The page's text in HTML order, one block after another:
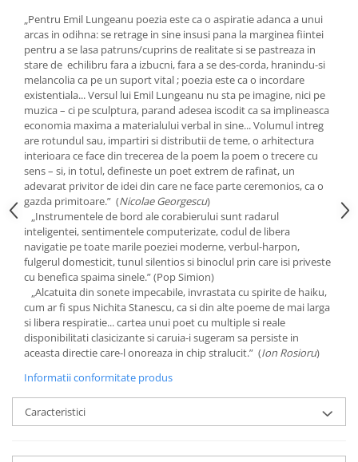
„Pentru Emil Lungeanu poezia este ca o aspiratie adanca a unui
arcas in odihna: se retrage in sine insusi pana la marginea fiintei
pentru a se lasa patruns/cuprins de realitate si se pastreaza in
stare de echilibru fara a izbucni, fara a se des-corda, hranindu-si
melancolia ca pe un suport vital ; poezia este ca o incordare
existentiala... Versul lui Emil Lungeanu nu sta pe imagine, nici pe
muzica – ci pe sculptura, parand adesea iscodit ca sa implineasca
economia maxima a materialului verbal in sine... Volumul intreg
are rotundul sau, impartiri si distributii de teme, o arhitectura
interioara ce face din trecerea de la poem la poem o trecere cu
sens – si, in totul, defineste un poet extrem de rafinat, un
adevarat privitor de idei din care ne face parte ceremonios, ca o
gazda primitoare.” (Nicolae Georgescu)
„Instrumentele de bord ale corabierului sunt radarul
inteligentei, sentimentele computerizate, codul de libera
navigatie pe toate marile poeziei moderne, verbul-harpon,
fulgerul domesticit, tunul silentios si binoclul prin care isi priveste
cu benefica spaima sinele.” (Pop Simion)
„Alcatuita din sonete impecabile, invrastata cu spirite de haiku,
cum ar fi spus Nichita Stanescu, ca si din alte poeme de mai larga
si libera respiratie... cartea unui poet cu multiple si reale
disponibilitati clasicizante si caruia-i sugeram sa persiste in
aceasta directie care-l onoreaza in chip stralucit.” (Ion Rosioru)
Informatii conformitate produs
Caracteristici